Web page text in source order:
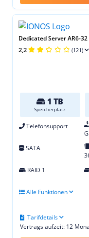
Dedicated Server AR6-32
2,2 (121)
1 TB
Speicherplatz
Telefonsupport
SATA
RAID 1
Alle Funktionen
Vertragslaufzeit: 12
Tarifdetails